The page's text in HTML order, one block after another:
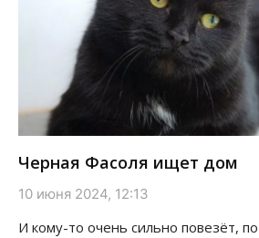
Черная Фасоля ищет дом
10 июня 2024, 12:13
И кому-то очень сильно повезёт,